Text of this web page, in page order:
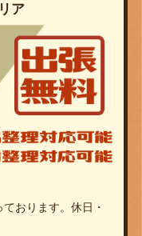
ア
ております。休日・